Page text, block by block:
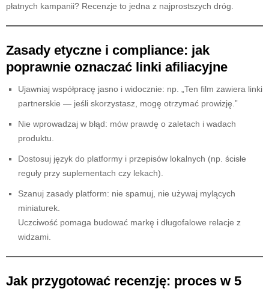
płatnych kampanii? Recenzje to jedna z najprostszych dróg.
Zasady etyczne i compliance: jak
poprawnie oznaczać linki afiliacyjne
Ujawniaj współpracę jasno i widocznie: np. „Ten film zawiera linki
partnerskie — jeśli skorzystasz, mogę otrzymać prowizję.”
Nie wprowadzaj w błąd: mów prawdę o zaletach i wadach
produktu.
Dostosuj język do platformy i przepisów lokalnych (np. ścisłe
reguły przy suplementach czy lekach).
Szanuj zasady platform: nie spamuj, nie używaj mylących
miniaturek.
Uczciwość pomaga budować markę i długofalowe relacje z
widzami.
Jak przygotować recenzję: proces w 5